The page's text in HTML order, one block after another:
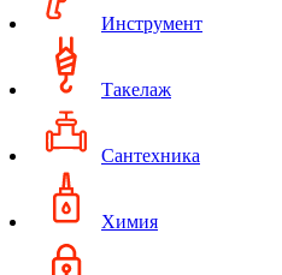
Инструмент
Такелаж
Сантехника
Химия